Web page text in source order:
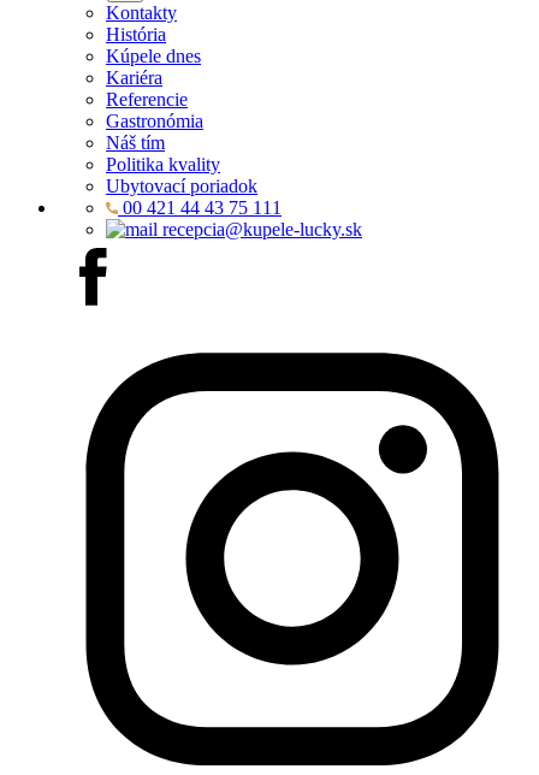
Kontakty
História
Kúpele dnes
Kariéra
Referencie
Gastronómia
Náš tím
Politika kvality
Ubytovací poriadok
00 421 44 43 75 111
recepcia@kupele-lucky.sk